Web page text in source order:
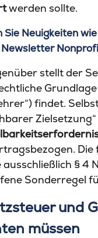
werden sollte.
Sie Neuigkeiten
Newsletter
stellt der
findet.
§ 4
Sonderregel
und
müssen